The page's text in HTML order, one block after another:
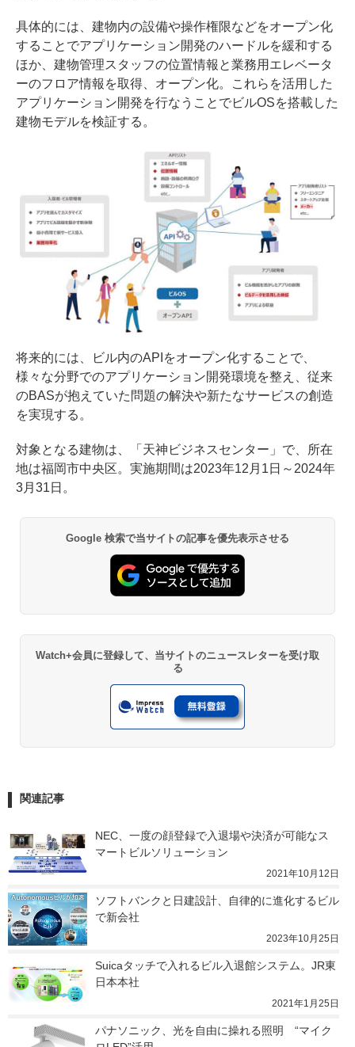
具体的には、建物内の設備や操作権限などをオープン化
することでアプリケーション開発のハードルを緩和する
ほか、建物管理スタッフの位置情報と業務用エレベータ
ーのフロア情報を取得、オープン化。これらを活用した
アプリケーション開発を行なうことでビルOSを搭載した
建物モデルを検証する。
将来的には、ビル内のAPIをオープン化することで、
様々な分野でのアプリケーション開発環境を整え、従来
のBASが抱えていた問題の解決や新たなサービスの創造
を実現する。
対象となる建物は、「天神ビジネスセンター」で、所在
地は福岡市中央区。実施期間は2023年12月1日～2024年
3月31日。
Google 検索で当サイトの記事を優先表示させる
Watch+会員に登録して、当サイトのニュースレターを受け取
る
関連記事
NEC、一度の顔登録で入退場や決済が可能なス
マートビルソリューション
2021年10月12日
ソフトバンクと日建設計、自律的に進化するビル
で新会社
2023年10月25日
Suicaタッチで入れるビル入退館システム。JR東
日本本社
2021年1月25日
パナソニック、光を自由に操れる照明　“マイク